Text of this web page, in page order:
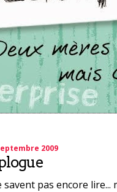
2009
savent pas encore